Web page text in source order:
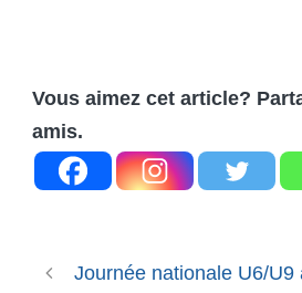
Vous aimez cet article?
amis.
Journée nationale U6/U9